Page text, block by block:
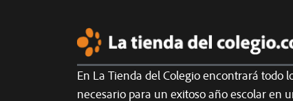
En La Tienda del Colegio encontrará todo
necesario para un exitoso año escolar en